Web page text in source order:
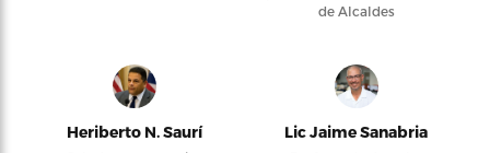
de Alcaldes
Heriberto N. Saurí Lic Jaime Sanabria